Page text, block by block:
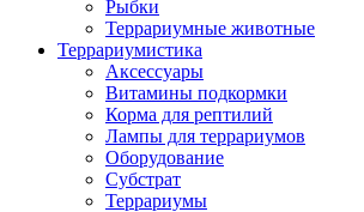
Рыбки
Террариумные животные
Террариумистика
Аксессуары
Витамины подкормки
Корма для рептилий
Лампы для террариумов
Оборудование
Субстрат
Террариумы